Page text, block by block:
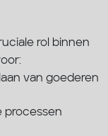
rol binnen
van goederen
processen